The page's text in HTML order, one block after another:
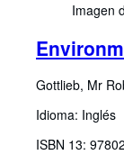
Imagen
Gottlieb, Mr
Idioma: Inglés
ISBN 13: